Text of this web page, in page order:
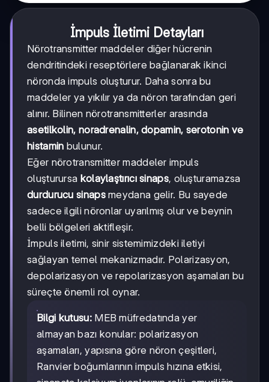
İmpuls İletimi Detayları
Nörotransmitter maddeler diğer hücrenin
dendritindeki reseptörlere bağlanarak ikinci
nöronda impuls oluşturur. Daha sonra bu
maddeler ya yıkılır ya da nöron tarafından geri
alınır. Bilinen nörotransmitterler arasında
asetilkolin, noradrenalin, dopamin, serotonin ve
histamin bulunur.
Eğer nörotransmitter maddeler impuls
oluşturursa kolaylaştırıcı sinaps, oluşturamazsa
durdurucu sinapsmeydana gelir. Bu sayede
sadece ilgili nöronlar uyarılmış olur ve beynin
belli bölgeleri aktifleşir.
İmpuls iletimi, sinir sistemimizdeki iletiyi
sağlayan temel mekanizmadır. Polarizasyon,
depolarizasyon ve repolarizasyon aşamaları bu
süreçte önemli rol oynar.
Bilgi kutusu:MEB müfredatında yer
almayan bazı konular: polarizasyon
aşamaları, yapısına göre nöron çeşitleri,
Ranvier boğumlarının impuls hızına etkisi,